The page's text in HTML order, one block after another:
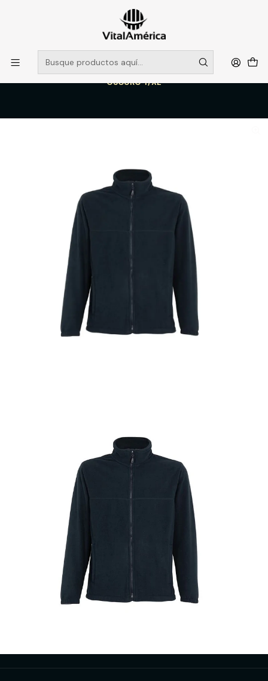
POR SISTEMA FRONTAL SOLO RETIROS EN TIENDA, DESDE
MUCHAS GRACIAS +569 5956 2237
Leer más
Catálogo
VESTIMENTA TECNICA Y CORPORATIVA
POLERONES Y CHAQUETAS
MICROPOLAR PRACTICAL LINE M/L MUJER 100% POLY GRIS
OSCURO T/XL